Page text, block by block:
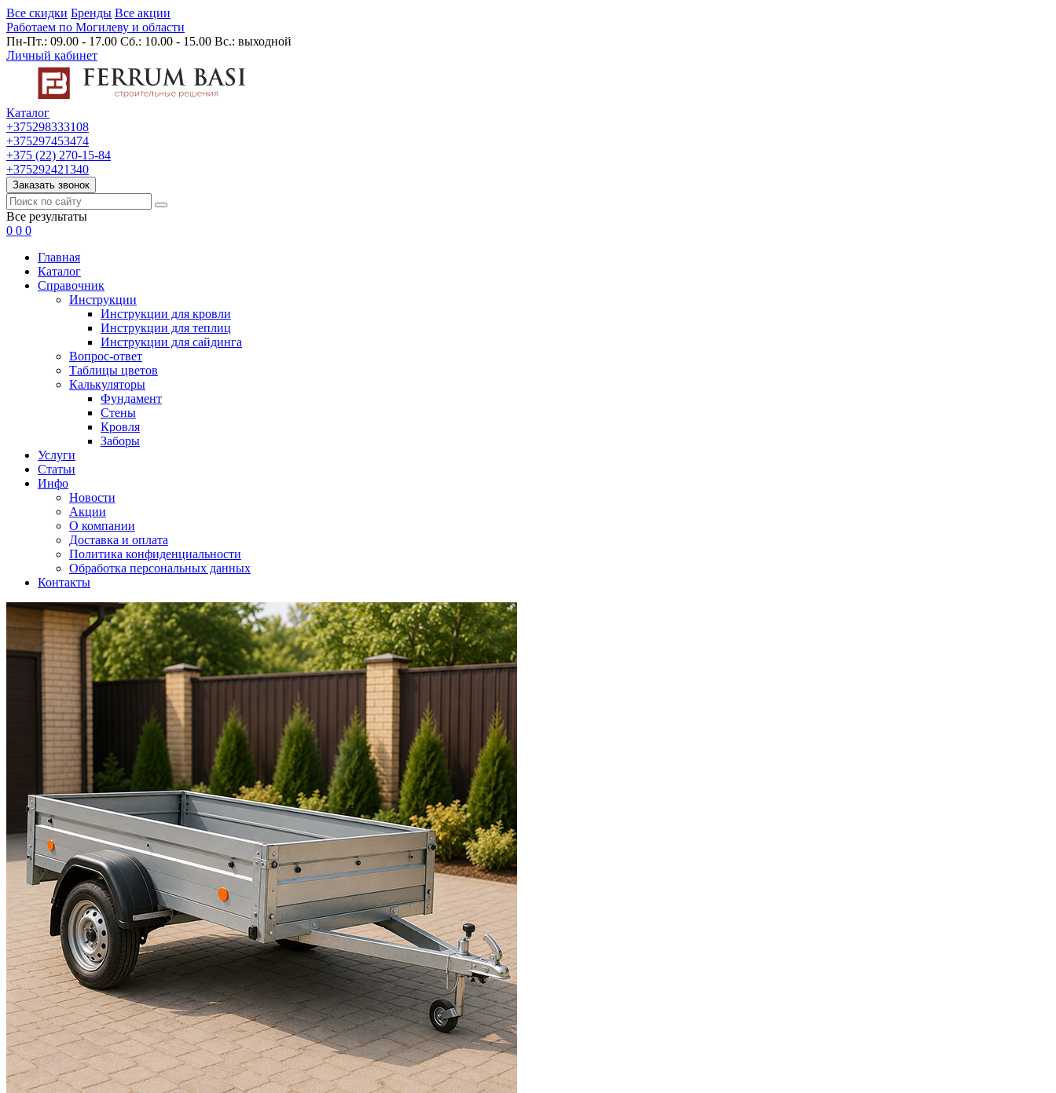
Все скидки Бренды Все акции
Работаем по Могилеву и области
Пн-Пт.: 09.00 - 17.00 Сб.: 10.00 - 15.00 Вс.: выходной
Личный кабинет
Каталог
+375298333108
+375297453474
+375 (22) 270-15-84
+375292421340
Заказать звонок
Все результаты
0 0 0
Главная
Каталог
Cправочник
Инструкции
Инструкции для кровли
Инструкции для теплиц
Инструкции для сайдинга
Вопрос-ответ
Таблицы цветов
Калькуляторы
Фундамент
Стены
Кровля
Заборы
Услуги
Статьи
Инфо
Новости
Акции
О компании
Доставка и оплата
Политика конфиденциальности
Обработка персональных данных
Контакты